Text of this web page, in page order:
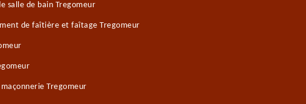
salle de bain Tregomeur
de faîtière et faîtage Tregomeur
Tregomeur